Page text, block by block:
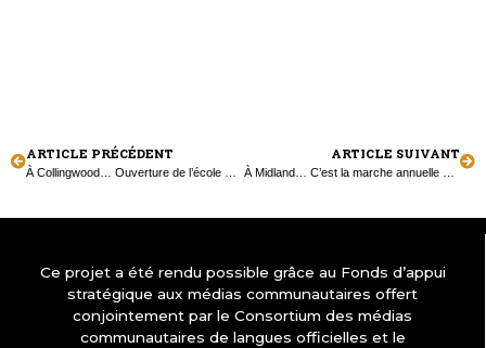
ARTICLE PRÉCÉDENT ARTICLE SUIVANT
Ce projet a été rendu possible grâce au Fonds d’appui
stratégique aux médias communautaires offert
conjointement par le Consortium des médias
communautaires de langues officielles et le